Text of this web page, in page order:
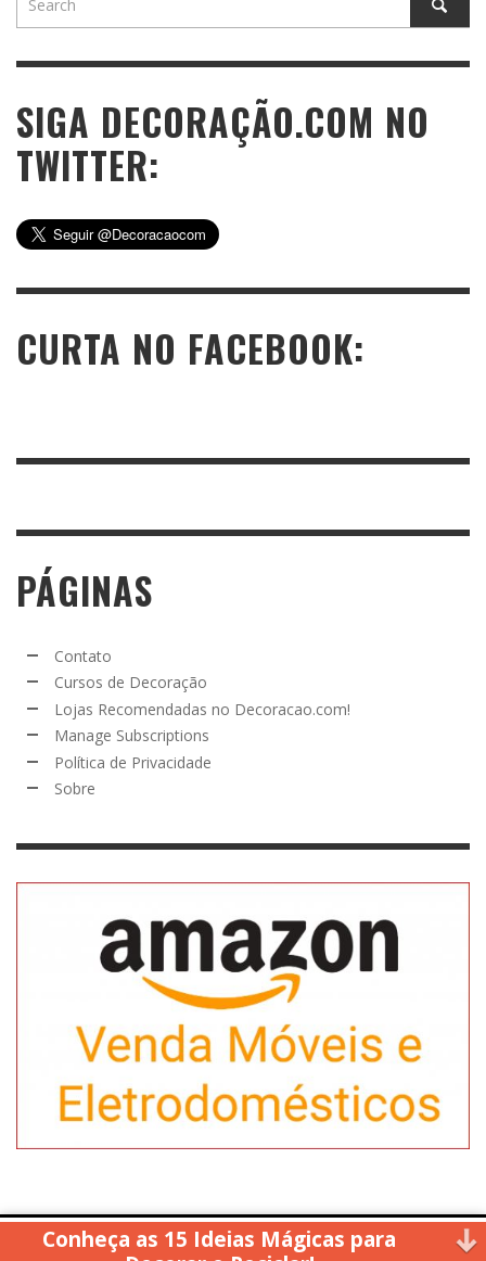
SIGA DECORAÇÃO.COM NO
TWITTER:
CURTA NO FACEBOOK:
PÁGINAS
Contato
Cursos de Decoração
Lojas Recomendadas no Decoracao.com!
Manage Subscriptions
Política de Privacidade
Sobre
Copyright © 2014. All rights reserved.
Conheça as 15 Ideias Mágicas para